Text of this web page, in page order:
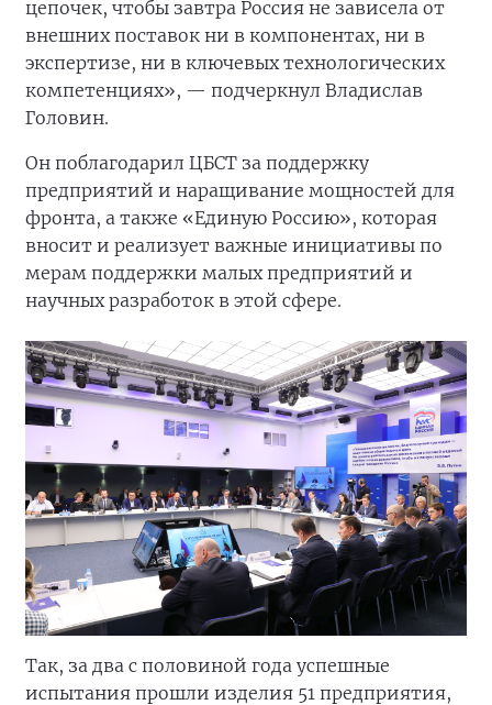
цепочек, чтобы завтра Россия не зависела от
внешних поставок ни в компонентах, ни в
экспертизе, ни в ключевых технологических
компетенциях», — подчеркнул Владислав
Головин.
Он поблагодарил ЦБСТ за поддержку
предприятий и наращивание мощностей для
фронта, а также «Единую Россию», которая
вносит и реализует важные инициативы по
мерам поддержки малых предприятий и
научных разработок в этой сфере.
Так, за два с половиной года успешные
испытания прошли изделия 51 предприятия,